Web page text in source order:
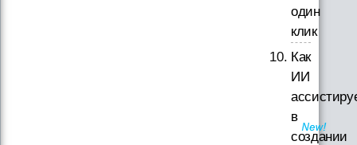
один
клик
Как
ИИ
в
создании